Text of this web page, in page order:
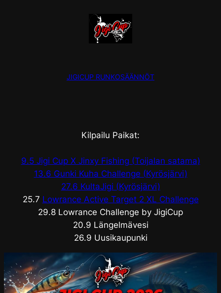
JIGICUP RUNKOSÄÄNNÖT
Kilpailu Paikat:
9.5 Jigi Cup X Jinxy Fishing (Toijalan satama)
13.6 Gunki Kuha Challenge (Kyrösjärvi)
27.6 KultaJigi (Kyrösjärvi)
25.7 Lowrance Active Target 2 XL Challenge
29.8 Lowrance Challenge by JigiCup
20.9 Längelmävesi
26.9 Uusikaupunki